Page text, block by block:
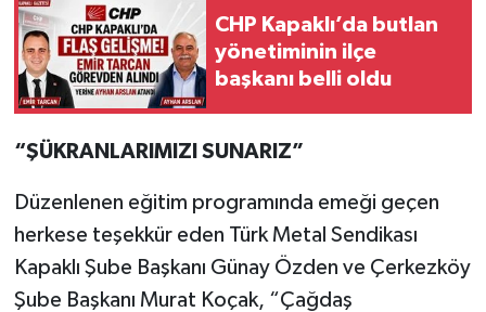
CHP Kapaklı’da butlan
yönetiminin ilçe
başkanı belli oldu
“ŞÜKRANLARIMIZI SUNARIZ”
Düzenlenen eğitim programında emeği geçen
herkese teşekkür eden Türk Metal Sendikası
Kapaklı Şube Başkanı Günay Özden ve Çerkezköy
Şube Başkanı Murat Koçak, “Çağdaş